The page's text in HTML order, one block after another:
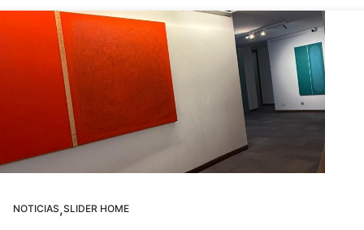
NOTICIAS,SLIDER HOME